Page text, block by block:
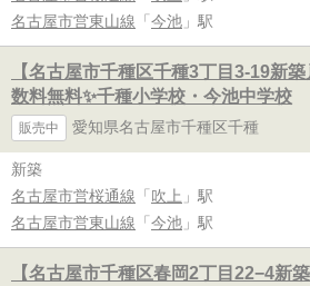
名古屋市営東山線 「 今池 」駅
【名古屋市千種区千種3丁目3-19新
数料無料✨️千種小学校・今池中学校
販売中 愛知県名古屋市千種区千種
新築
名古屋市営桜通線 「 吹上 」駅
名古屋市営東山線 「 今池 」駅
【名古屋市千種区春岡2丁目22−4新